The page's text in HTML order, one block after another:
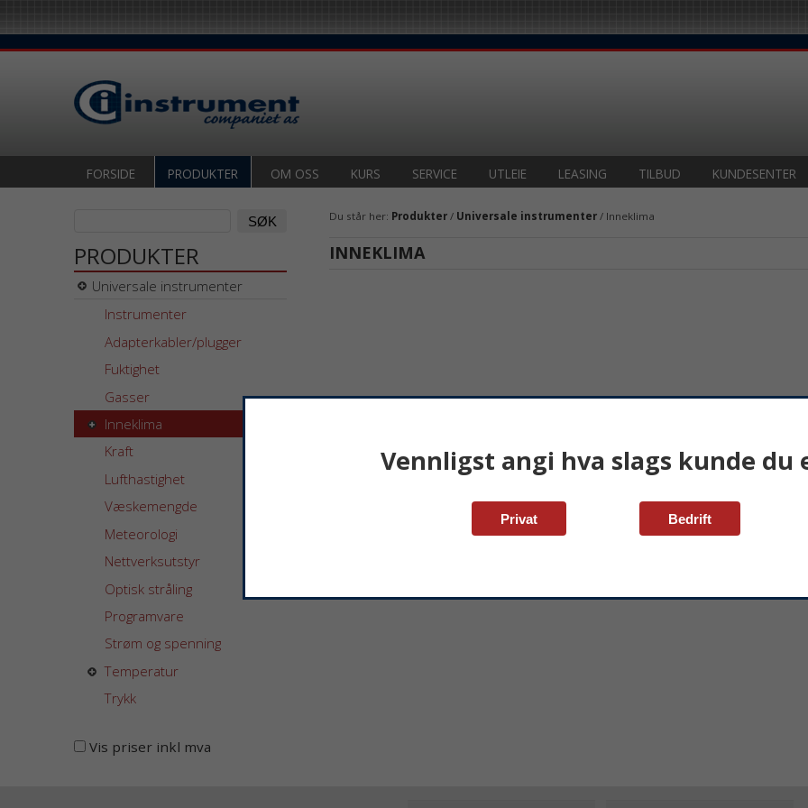
Vennligst angi hva slags kunde du
Privat Bedrift
FORSIDE PRODUKTER OM OSS KURS SERVICE UTLEIE LEASING TILBUD KUNDESENTER
Du står her: Produkter / Universale instrumenter / Inneklima
INNEKLIMA
PRODUKTER
Universale instrumenter
Instrumenter
Adapterkabler/plugger
Fuktighet
Gasser
Inneklima
Kraft
Lufthastighet
Væskemengde
Meteorologi
Nettverksutstyr
Optisk stråling
Programvare
Strøm og spenning
Temperatur
Trykk
Vis priser inkl mva